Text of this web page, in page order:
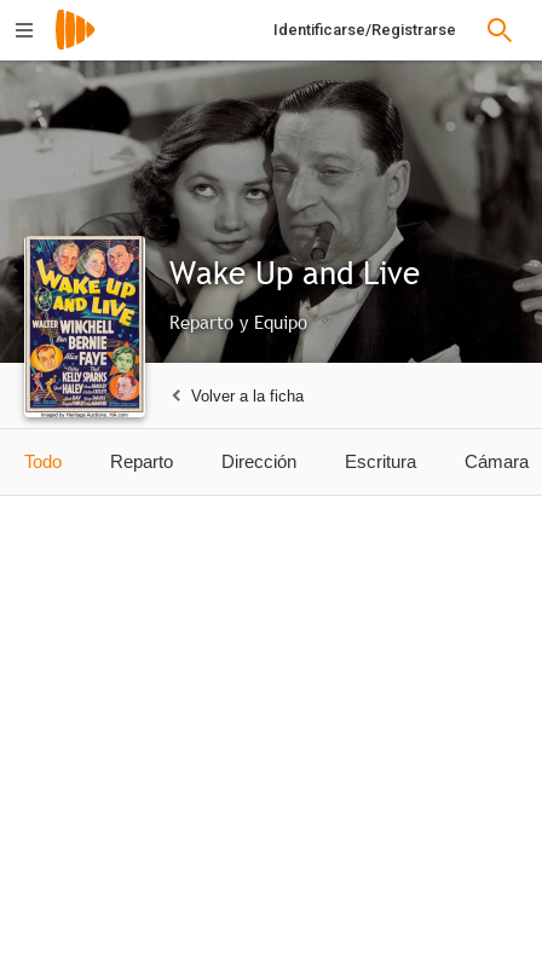
Identificarse/Registrarse
Wake Up and Live
Reparto y Equipo
Volver a la ficha
Todo Reparto Dirección Escritura Cámara